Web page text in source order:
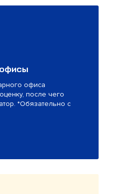
офиса
после чего
*Обязательно с